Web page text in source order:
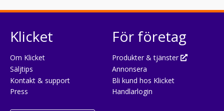
Klicket
Om Klicket
Säljtips
Kontakt & support
Press
För företag
Produkter & tjänster
Annonsera
Bli kund hos Klicket
Handlarlogin